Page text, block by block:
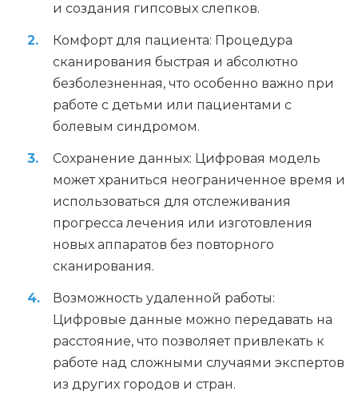
и создания гипсовых слепков.
Комфорт для пациента: Процедура
сканирования быстрая и абсолютно
безболезненная, что особенно важно при
работе с детьми или пациентами с
болевым синдромом.
Сохранение данных: Цифровая модель
может храниться неограниченное время и
использоваться для отслеживания
прогресса лечения или изготовления
новых аппаратов без повторного
сканирования.
Возможность удаленной работы:
Цифровые данные можно передавать на
расстояние, что позволяет привлекать к
работе над сложными случаями экспертов
из других городов и стран.